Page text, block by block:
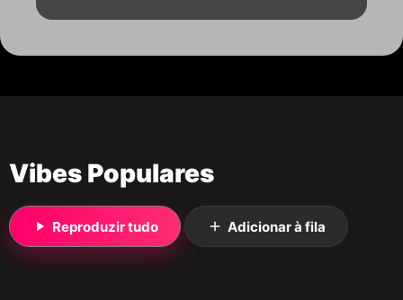
Vibes Populares
Reproduzir tudo Adicionar à fila